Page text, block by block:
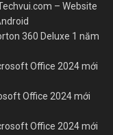
– Website
360 Deluxe 1 năm
Office 2024 mới
Office 2024 mới
Office 2024 mới